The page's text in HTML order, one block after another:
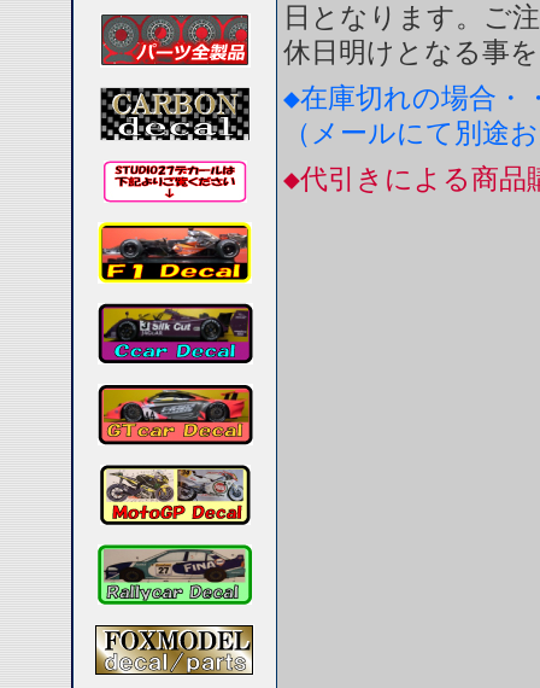
日となります。ご
休日明けとなる事
◆在庫切れの場合・
（メールにて別途
◆代引きによる商品